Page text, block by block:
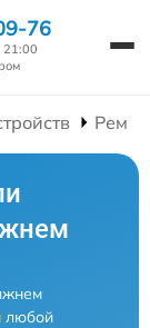
76
21:00
любой